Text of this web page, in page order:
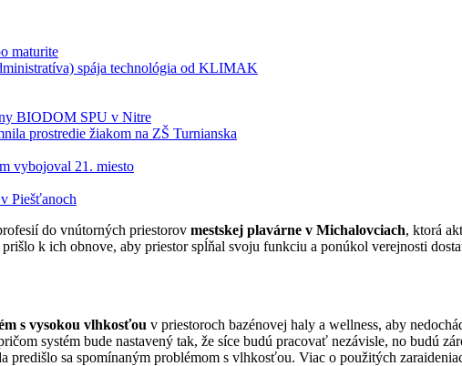
maturite
spája technológia od KLIMAK
BIODOM SPU v Nitre
prostredie žiakom na ZŠ Turnianska
vybojoval 21. miesto
Piešťanoch
do vnútorných priestorov mestskej plavárne v Michalovciach, ktorá
k ich obnove, aby priestor spĺňal svoju funkciu a ponúkol verejnosti
s vysokou vlhkosťou v priestoroch bazénovej haly a wellness, aby
systém bude nastavený tak, že síce budú pracovať nezávisle, no budú
sa spomínaným problémom s vlhkosťou. Viac o použitých